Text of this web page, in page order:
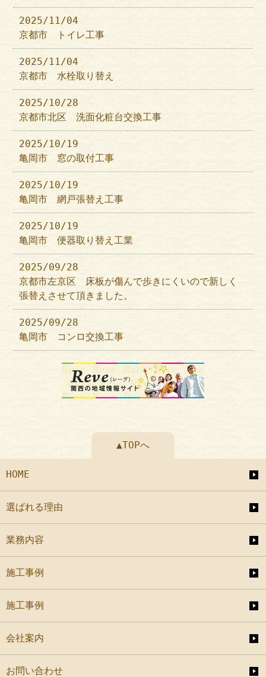
2025/11/04
京都市 トイレ工事
2025/11/04
京都市 水栓取り替え
2025/10/28
京都市北区 洗面化粧台交換工事
2025/10/19
亀岡市 窓の取付工事
2025/10/19
亀岡市 網戸張替え工事
2025/10/19
亀岡市 便器取り替え工業
2025/09/28
京都市左京区 床板が傷んで歩きにくいので新しく
張替えさせて頂きました。
2025/09/28
亀岡市 コンロ交換工事
▲TOPへ
HOME
選ばれる理由
業務内容
施工事例
施工事例
会社案内
お問い合わせ